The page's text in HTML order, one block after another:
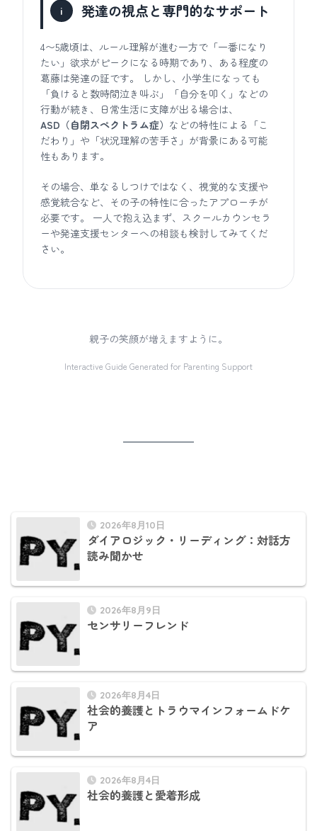
i 発達の視点と専門的なサポート
4〜5歳頃は、ルール理解が進む一方で「一番になり
たい」欲求がピークになる時期であり、ある程度の
葛藤は発達の証です。 しかし、小学生になっても
「負けると数時間泣き叫ぶ」「自分を叩く」などの
行動が続き、日常生活に支障が出る場合は、
ASD（自閉スペクトラム症） などの特性による「こ
だわり」や「状況理解の苦手さ」が背景にある可能
性もあります。
その場合、単なるしつけではなく、視覚的な支援や
感覚統合など、その子の特性に合ったアプローチが
必要です。 一人で抱え込まず、スクールカウンセラ
ーや発達支援センターへの相談も検討してみてくだ
さい。
親子の笑顔が増えますように。
Interactive Guide Generated for Parenting Support
2026年8月10日
ダイアロジック・リーディング：対話方
読み聞かせ
2026年8月9日
センサリーフレンド
2026年8月4日
社会的養護とトラウマインフォームドケ
ア
2026年8月4日
社会的養護と愛着形成